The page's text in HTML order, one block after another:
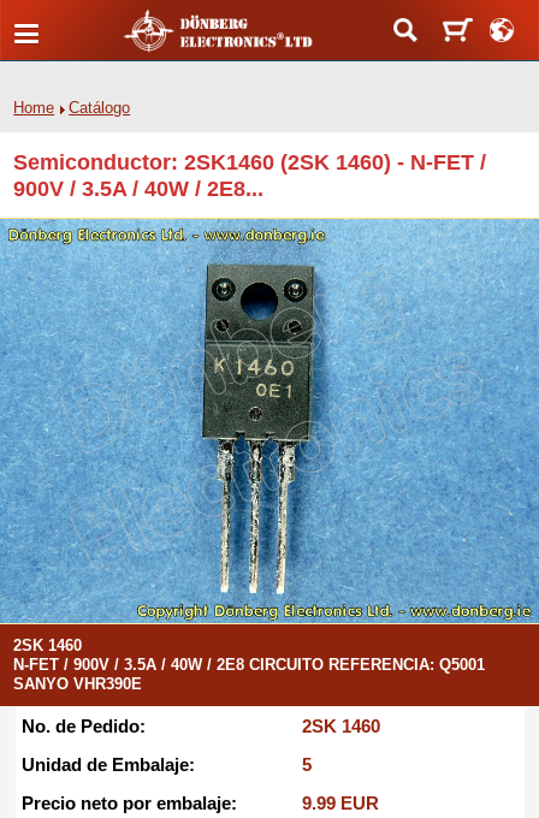
Home Catálogo
Semiconductor: 2SK1460 (2SK 1460) - N-FET /
900V / 3.5A / 40W / 2E8...
2SK 1460
N-FET / 900V / 3.5A / 40W / 2E8 CIRCUITO REFERENCIA: Q5001
SANYO VHR390E
No. de Pedido:
2SK 1460
Unidad de Embalaje:
5
Precio neto por embalaje:
9.99 EUR